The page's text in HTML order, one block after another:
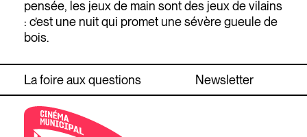
pensée, les jeux de main sont des jeux de vilains
: c’est une nuit qui promet une sévère gueule de
bois.
La foire aux questions Newsletter